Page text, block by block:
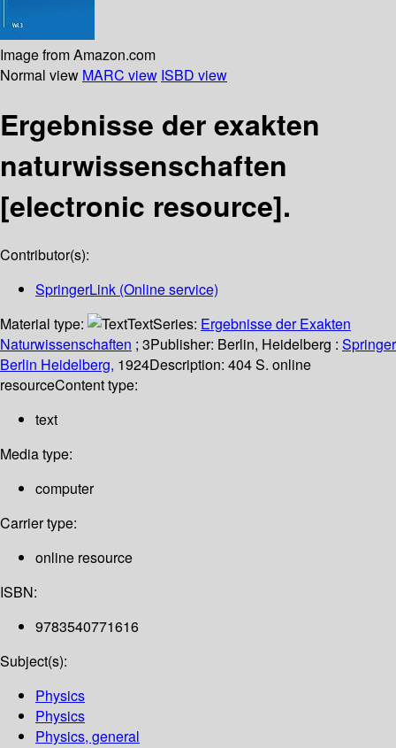
Image from Amazon.com
Normal view MARC view ISBD view
Ergebnisse der exakten
naturwissenschaften
[electronic resource].
Contributor(s):
SpringerLink (Online service)
Material type:
TextSeries: Ergebnisse der Exakten
Naturwissenschaften ; 3Publisher: Berlin, Heidelberg : Springer
Berlin Heidelberg, 1924Description: 404 S. online
resourceContent type:
text
Media type:
computer
Carrier type:
online resource
ISBN:
9783540771616
Subject(s):
Physics
Physics
Physics, general